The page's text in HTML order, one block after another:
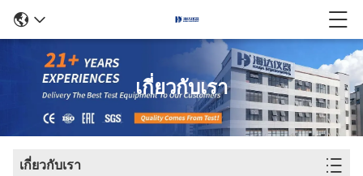
เกี่ยวกับเรา
เกี่ยวกับเรา